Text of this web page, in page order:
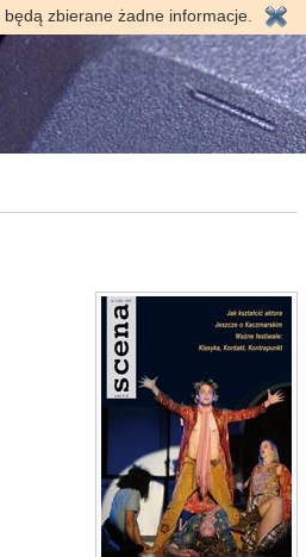
zbierane żadne informacje.